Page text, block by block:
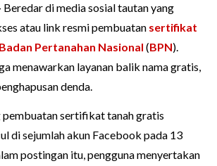
Beredar di media sosial tautan yang
atau link resmi pembuatan sertifikat
Badan Pertanahan Nasional (BPN).
menawarkan layanan balik nama gratis,
denda.
pembuatan sertifikat tanah gratis
di sejumlah akun Facebook pada 13
postingan itu, pengguna menyertakan